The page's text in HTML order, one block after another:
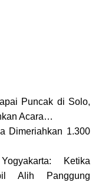
Puncak di Solo,
Acara…
Dimeriahkan 1.300
Ketika
Alih Panggung